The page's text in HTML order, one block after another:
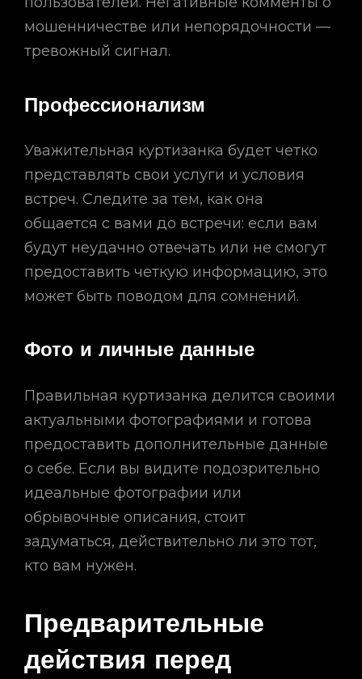
мошенничестве или непорядочности —
тревожный сигнал.
Профессионализм
Уважительная куртизанка будет четко
представлять свои услуги и условия
встреч. Следите за тем, как она
общается с вами до встречи: если вам
будут неудачно отвечать или не смогут
предоставить четкую информацию, это
может быть поводом для сомнений.
Фото и личные данные
Правильная куртизанка делится своими
актуальными фотографиями и готова
предоставить дополнительные данные
о себе. Если вы видите подозрительно
идеальные фотографии или
обрывочные описания, стоит
задуматься, действительно ли это тот,
кто вам нужен.
Предварительные
действия перед